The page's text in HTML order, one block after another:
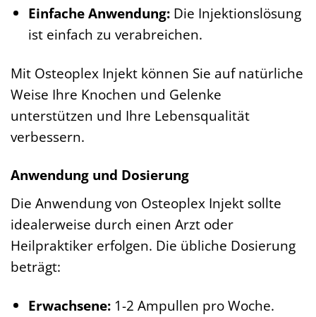
Einfache Anwendung:Die Injektionslösung
ist einfach zu verabreichen.
Mit Osteoplex Injekt können Sie auf natürliche
Weise Ihre Knochen und Gelenke
unterstützen und Ihre Lebensqualität
verbessern.
Anwendung und Dosierung
Die Anwendung von Osteoplex Injekt sollte
idealerweise durch einen Arzt oder
Heilpraktiker erfolgen. Die übliche Dosierung
beträgt:
Erwachsene:1-2 Ampullen pro Woche.